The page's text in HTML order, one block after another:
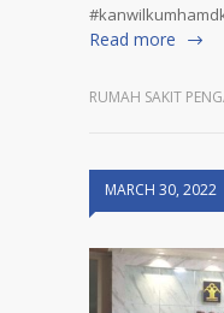
Read more
RUMAH SAKIT
MARCH 30, 2022